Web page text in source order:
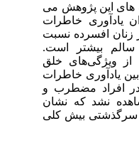
های این پژوهش می
یادآوری خاطرات
افسرده نسبت
بیشتر است.
ویژگی‌های خلق
یادآوری خاطرات
افراد مضطرب و
نشد که نشان
بیش کلی